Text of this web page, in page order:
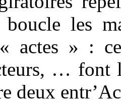
les
actes » :
… font
deux